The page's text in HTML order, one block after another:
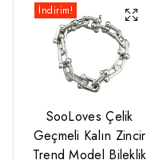
İndirim!
SooLoves Çelik
Geçmeli Kalın Zincir
Trend Model Bileklik